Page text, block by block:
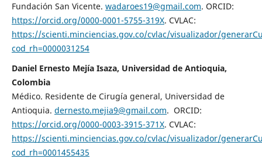
Fundación San Vicente. wadaroes19@gmail.com. ORCID:
https://orcid.org/0000-0001-5755-319X. CVLAC:
https://scienti.minciencias.gov.co/cvlac/visualizador/
cod_rh=0000031254
Daniel Ernesto Mejía Isaza, Universidad de Antioquia,
Colombia
Médico. Residente de Cirugía general, Universidad de
Antioquia. dernesto.mejia9@gmail.com. ORCID:
https://orcid.org/0000-0003-3915-371X. CVLAC:
https://scienti.minciencias.gov.co/cvlac/visualizador/
cod_rh=0001455435